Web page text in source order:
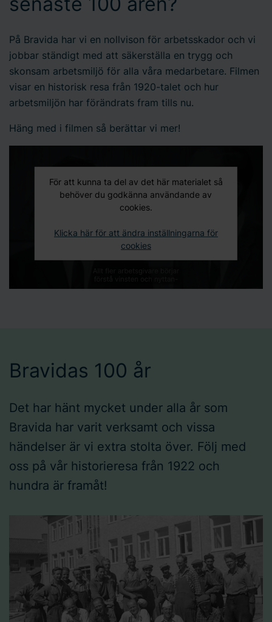
På Bravida har vi en nollvison för arbetsskador och vi
jobbar ständigt med att säkerställa en trygg och
skonsam arbetsmiljö för alla våra medarbetare. Filmen
visar en historisk resa från 1920-talet och hur
arbetsmiljön har förändrats fram tills nu.
Häng med i filmen så berättar vi mer!
För att kunna ta del av det här materialet så
behöver du godkänna användande av
cookies.
Klicka här för att ändra inställningarna för
cookies
Bravidas 100 år
Det har hänt mycket under alla år som
Bravida har varit verksamt och vissa
händelser är vi extra stolta över. Följ med
oss på vår historieresa från 1922 och
hundra är framåt!